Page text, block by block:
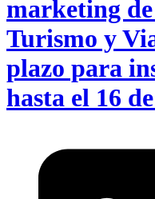
marketing de
Turismo y
plazo para
hasta el 16